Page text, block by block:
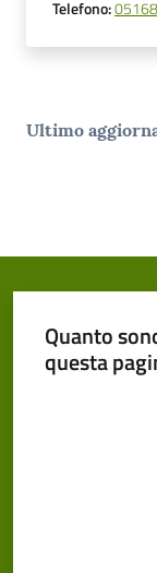
Telefono:
Ultimo
Quanto
questa